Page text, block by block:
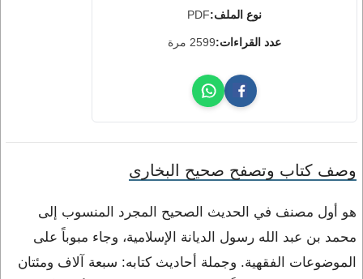
نوع الملف:PDF
عدد القراءات:2599 مرة
وصف كتاب وتصفح صحيح البخارى
هو أول مصنف في الحديث الصحيح المجرد المنسوب إلى
محمد بن عبد الله رسول الديانة الإسلامية، وجاء مبوباً على
الموضوعات الفقهية. وجملة أحاديث كتابه: سبعة آلاف ومئتان